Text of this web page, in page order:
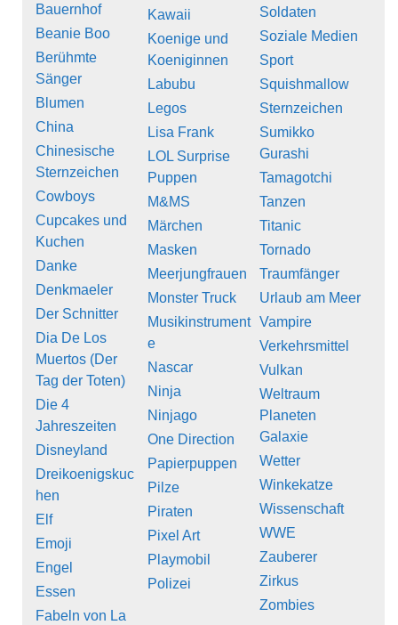
Bauernhof
Beanie Boo
Berühmte
Sänger
Blumen
China
Chinesische
Sternzeichen
Cowboys
Cupcakes und
Kuchen
Danke
Denkmaeler
Der Schnitter
Dia De Los
Muertos (Der
Tag der Toten)
Die 4
Jahreszeiten
Disneyland
Dreikoenigskuc
hen
Elf
Emoji
Engel
Essen
Fabeln von La
Kawaii
Koenige und
Koeniginnen
Labubu
Legos
Lisa Frank
LOL Surprise
Puppen
M&MS
Märchen
Masken
Meerjungfrauen
Monster Truck
Musikinstrument
e
Nascar
Ninja
Ninjago
One Direction
Papierpuppen
Pilze
Piraten
Pixel Art
Playmobil
Polizei
Soldaten
Soziale Medien
Sport
Squishmallow
Sternzeichen
Sumikko
Gurashi
Tamagotchi
Tanzen
Titanic
Tornado
Traumfänger
Urlaub am Meer
Vampire
Verkehrsmittel
Vulkan
Weltraum
Planeten
Galaxie
Wetter
Winkekatze
Wissenschaft
WWE
Zauberer
Zirkus
Zombies